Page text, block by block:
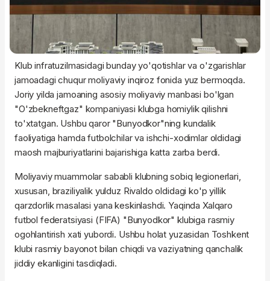
Klub infratuzilmasidagi bunday yo'qotishlar va o'zgarishlar
jamoadagi chuqur moliyaviy inqiroz fonida yuz bermoqda.
Joriy yilda jamoaning asosiy moliyaviy manbasi bo'lgan
"O'zbekneftgaz" kompaniyasi klubga homiylik qilishni
to'xtatgan. Ushbu qaror "Bunyodkor"ning kundalik
faoliyatiga hamda futbolchilar va ishchi-xodimlar oldidagi
maosh majburiyatlarini bajarishiga katta zarba berdi.
Moliyaviy muammolar sababli klubning sobiq legionerlari,
xususan, braziliyalik yulduz Rivaldo oldidagi ko'p yillik
qarzdorlik masalasi yana keskinlashdi. Yaqinda Xalqaro
futbol federatsiyasi (FIFA) "Bunyodkor" klubiga rasmiy
ogohlantirish xati yubordi. Ushbu holat yuzasidan Toshkent
klubi rasmiy bayonot bilan chiqdi va vaziyatning qanchalik
jiddiy ekanligini tasdiqladi.